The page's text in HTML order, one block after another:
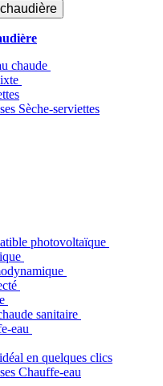
chaude
Sèche-serviettes
photovoltaïque
sanitaire
eau
en quelques clics
Chauffe-eau